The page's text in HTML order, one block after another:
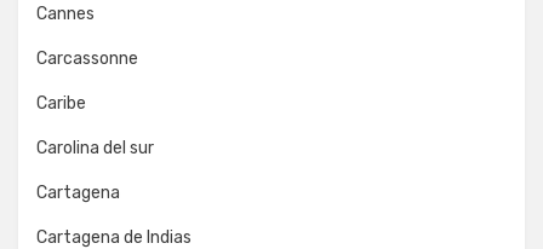
Cannes
Carcassonne
Caribe
Carolina del sur
Cartagena
Cartagena de Indias